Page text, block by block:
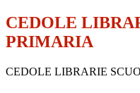
CEDOLE
PRIMARIA
CEDOLE LIBRARIE